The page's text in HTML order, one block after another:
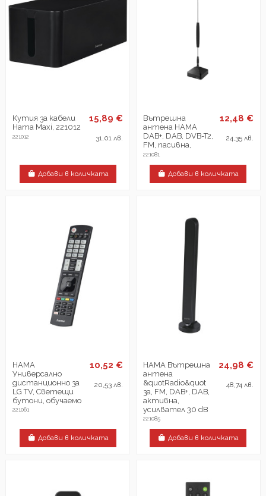
Кутия за кабели
Hama Maxi, 221012
221012
15,89 €
31,01 лв.
Добави в количката
Вътрешна
антена HAMA
DAB+, DAB, DVB-T2,
FM, пасивна,
221081
12,48 €
24,35 лв.
Добави в количката
HAMA
Универсално
дистанционно за
LG TV, Светещи
бутони, обучаемо
221061
10,52 €
20,53 лв.
Добави в количката
HAMA Вътрешна
антена
&quotRadio&quot
за, FM, DAB+, DAB,
активна,
усилвател 30 dB
221085
24,98 €
48,74 лв.
Добави в количката